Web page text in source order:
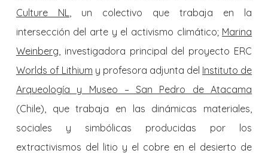
Culture NL, un colectivo que trabaja en la
intersección del arte y el activismo climático; Marina
Weinberg, investigadora principal del proyecto ERC
Worlds of Lithium y profesora adjunta del Instituto de
Arqueología y Museo – San Pedro de Atacama
(Chile), que trabaja en las dinámicas materiales,
sociales y simbólicas producidas por los
extractivismos del litio y el cobre en el desierto de